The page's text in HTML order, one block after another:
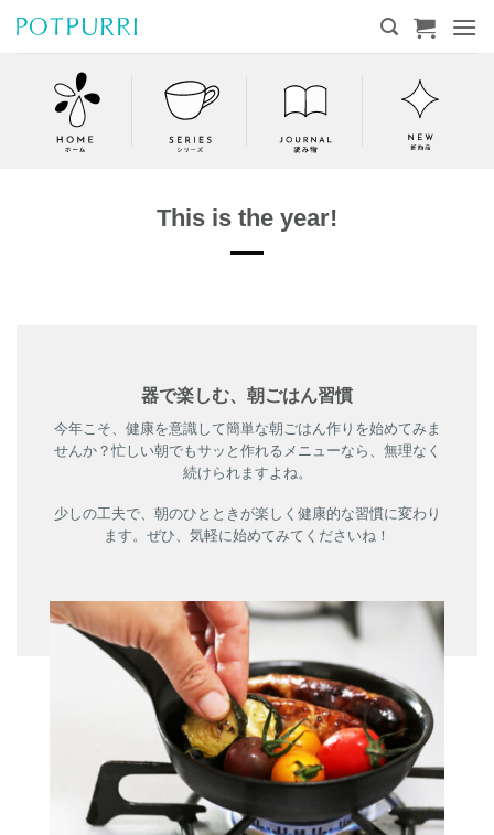
This is the year!
器で楽しむ、朝ごはん習慣
今年こそ、健康を意識して簡単な朝ごはん作りを始めてみま
せんか？忙しい朝でもサッと作れるメニューなら、無理なく
続けられますよね。
少しの工夫で、朝のひとときが楽しく健康的な習慣に変わり
ます。ぜひ、気軽に始めてみてくださいね！